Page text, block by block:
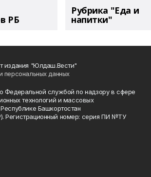
РБ
Рубрика "Еда и
напитки"
издания "Юлдаш.Вести"
персональных данных
Федеральной службой по надзору в сфере
технологий и массовых
Башкортостан
номер: серия ПИ №ТУ